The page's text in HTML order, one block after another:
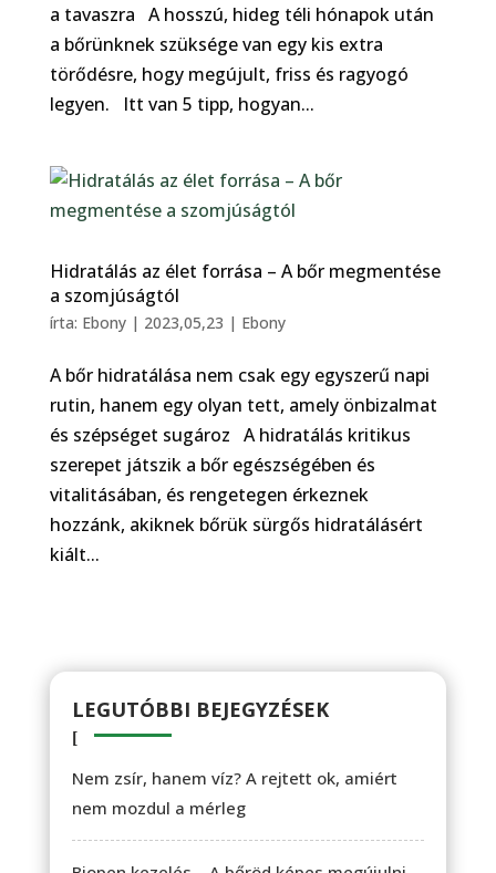
a tavaszra A hosszú, hideg téli hónapok után
a bőrünknek szüksége van egy kis extra
törődésre, hogy megújult, friss és ragyogó
legyen. Itt van 5 tipp, hogyan...
Hidratálás az élet forrása – A bőr megmentése
a szomjúságtól
írta: Ebony| 2023,05,23 | Ebony
A bőr hidratálása nem csak egy egyszerű napi
rutin, hanem egy olyan tett, amely önbizalmat
és szépséget sugároz A hidratálás kritikus
szerepet játszik a bőr egészségében és
vitalitásában, és rengetegen érkeznek
hozzánk, akiknek bőrük sürgős hidratálásért
kiált...
LEGUTÓBBI BEJEGYZÉSEK
Nem zsír, hanem víz? A rejtett ok, amiért
nem mozdul a mérleg